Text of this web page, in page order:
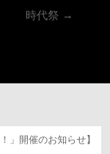
時代祭 →
」開催のお知らせ】